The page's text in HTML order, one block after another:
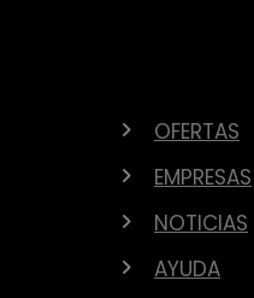
OFERTAS
EMPRESAS
NOTICIAS
AYUDA